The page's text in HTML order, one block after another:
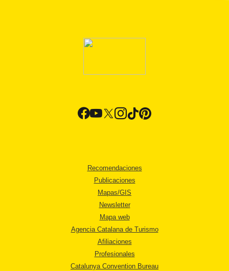
Recomendaciones
Publicaciones
Mapas/GIS
Newsletter
Mapa web
Agencia Catalana de Turismo
Afiliaciones
Profesionales
Catalunya Convention Bureau